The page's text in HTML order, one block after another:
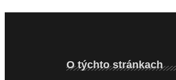
O týchto stránkach